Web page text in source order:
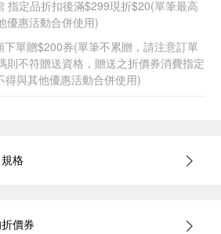
指定品折扣後滿$299現折$20(單筆最高
優惠活動合併使用)
下單贈$200券(單筆不累贈，請注意訂單
則不符贈送資格，贈送之折價券消費指定
與其他優惠活動合併使用)
格
價券